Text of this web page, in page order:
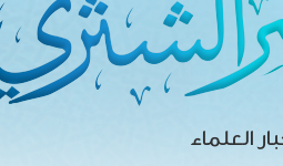
العلماء